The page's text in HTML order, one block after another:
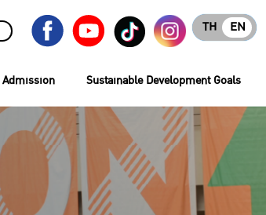
EN
TH
Admission Sustainable Development Goals